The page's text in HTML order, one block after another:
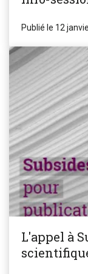
Publié le 12
L'appel à